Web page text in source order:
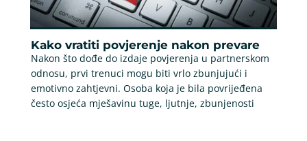
Kako vratiti povjerenje nakon prevare
Nakon što dođe do izdaje povjerenja u partnerskom
odnosu, prvi trenuci mogu biti vrlo zbunjujući i
emotivno zahtjevni. Osoba koja je bila povrijeđena
često osjeća mješavinu tuge, ljutnje, zbunjenosti